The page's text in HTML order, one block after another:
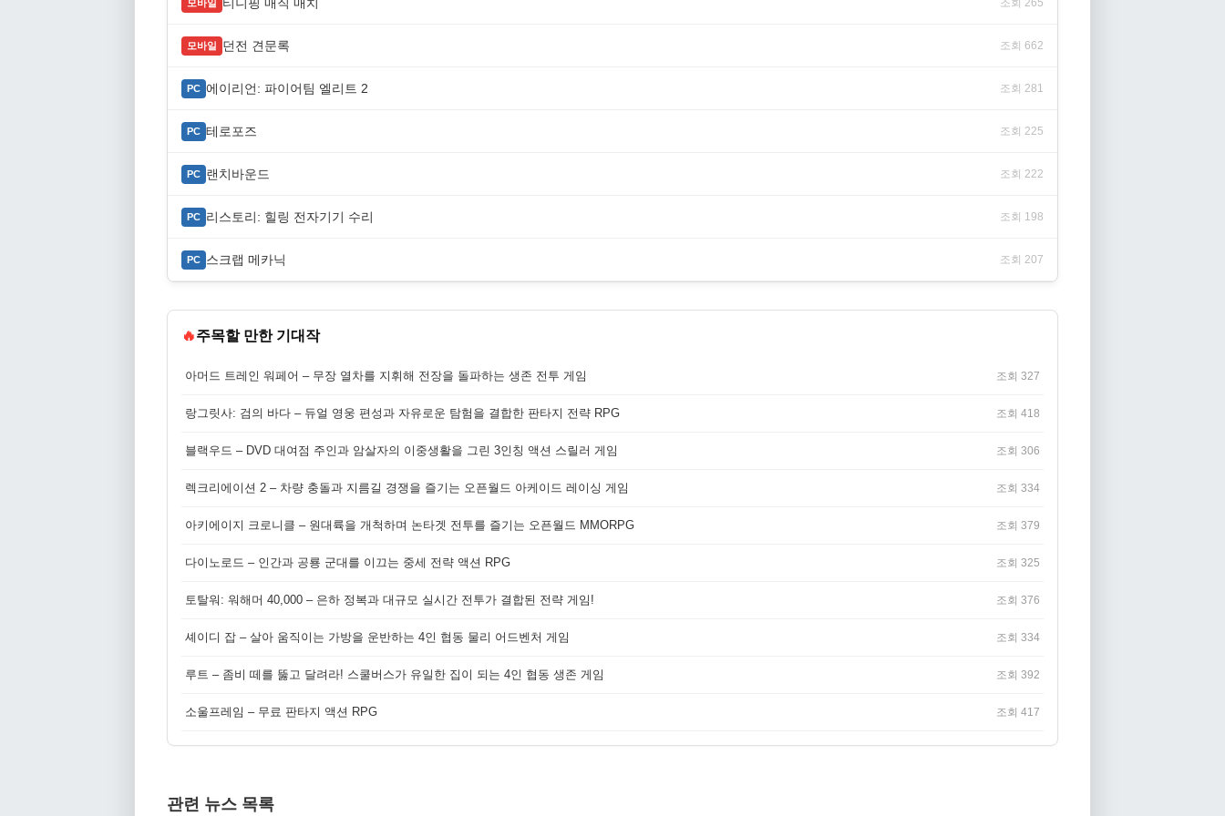
모바일
모바일 던전 견문록 조회 662
PC 에이리언: 파이어팀 엘리트 2 조회 281
PC 테로포즈 조회 225
PC 랜치바운드 조회 222
PC 리스토리: 힐링 전자기기 수리 조회 198
PC 스크랩 메카닉 조회 207
🔥주목할 만한 기대작
아머드 트레인 워페어 – 무장 열차를 지휘해 전장을 돌파하는 생존 전투 게임 조회 327
랑그릿사: 검의 바다 – 듀얼 영웅 편성과 자유로운 탐험을 결합한 판타지 전략 RPG 조회 418
블랙우드 – DVD 대여점 주인과 암살자의 이중생활을 그린 3인칭 액션 스릴러 게임 조회 306
렉크리에이션 2 – 차량 충돌과 지름길 경쟁을 즐기는 오픈월드 아케이드 레이싱 게임 조회 334
아키에이지 크로니클 – 원대륙을 개척하며 논타겟 전투를 즐기는 오픈월드 MMORPG 조회 379
다이노로드 – 인간과 공룡 군대를 이끄는 중세 전략 액션 RPG 조회 325
토탈워: 워해머 40,000 – 은하 정복과 대규모 실시간 전투가 결합된 전략 게임! 조회 376
셰이디 잡 – 살아 움직이는 가방을 운반하는 4인 협동 물리 어드벤처 게임 조회 334
루트 – 좀비 떼를 뚫고 달려라! 스쿨버스가 유일한 집이 되는 4인 협동 생존 게임 조회 392
소울프레임 – 무료 판타지 액션 RPG 조회 417
관련 뉴스 목록